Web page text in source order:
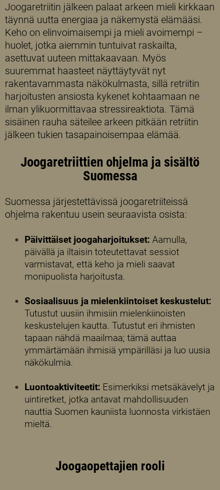
Joogaretriitin jälkeen palaat arkeen mieli kirkkaan
täynnä uutta energiaa ja näkemystä elämääsi.
Keho on elinvoimaisempi ja mieli avoimempi –
huolet, jotka aiemmin tuntuivat raskailta,
asettuvat uuteen mittakaavaan. Myös
suuremmat haasteet näyttäytyvät nyt
rakentavammasta näkökulmasta, sillä retriitin
harjoitusten ansiosta kykenet kohtaamaan ne
ilman ylikuormittavaa stressireaktiota. Tämä
sisäinen rauha säteilee arkeen pitkään retriitin
jälkeen tukien tasapainoisempaa elämää.
Joogaretriittien ohjelma ja sisältö
Suomessa
Suomessa järjestettävissä joogaretriiteissä
ohjelma rakentuu usein seuraavista osista:
Päivittäiset joogaharjoitukset: Aamulla,
päivällä ja iltaisin toteutettavat sessiot
varmistavat, että keho ja mieli saavat
monipuolista harjoitusta.
Sosiaalisuus ja mielenkiintoiset keskustelut:
Tutustut uusiin ihmisiin mielenkiinoisten
keskustelujen kautta. Tutustut eri ihmisten
tapaan nähdä maailmaa; tämä auttaa
ymmärtämään ihmisiä ympärilläsi ja luo uusia
näkökulmia.
Luontoaktiviteetit: Esimerkiksi metsäkävelyt ja
uintiretket, jotka antavat mahdollisuuden
nauttia Suomen kauniista luonnosta virkistäen
mieltä.
Joogaopettajien rooli